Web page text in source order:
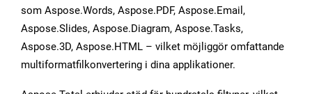
som Aspose.Words, Aspose.PDF, Aspose.Email,
Aspose.Slides, Aspose.Diagram, Aspose.Tasks,
Aspose.3D, Aspose.HTML – vilket möjliggör omfattande
multiformatfilkonvertering i dina applikationer.